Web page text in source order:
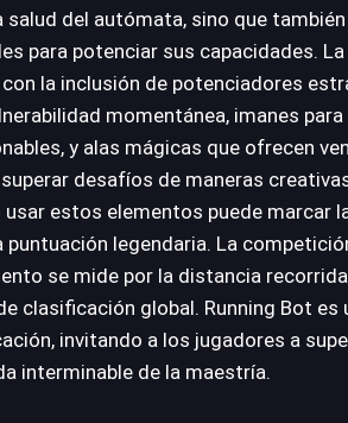
del autómata, sino que también
para potenciar sus capacidades.
la inclusión de potenciadores
momentánea, imanes
y alas mágicas que ofrecen
desafíos de maneras
estos elementos puede marcar
legendaria. La
se mide por la distancia
clasificación global. Running Bot es
invitando a los jugadores a
interminable de la maestría.